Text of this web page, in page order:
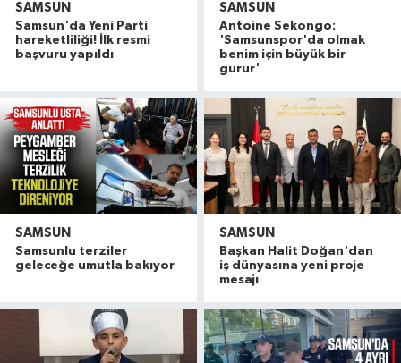
SAMSUN
Samsun'da Yeni Parti
hareketliliği! İlk resmi
başvuru yapıldı
SAMSUN
Antoine Sekongo:
'Samsunspor'da olmak
benim için büyük bir
gurur'
SAMSUN
Samsunlu terziler
geleceğe umutla bakıyor
SAMSUN
Başkan Halit Doğan'dan
iş dünyasına yeni proje
mesajı